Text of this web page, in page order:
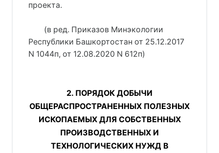
проекта.
(в ред. Приказов Минэкологии
Республики Башкортостан от 25.12.2017
N 1044п, от 12.08.2020 N 612п)
2. ПОРЯДОК ДОБЫЧИ
ОБЩЕРАСПРОСТРАНЕННЫХ ПОЛЕЗНЫХ
ИСКОПАЕМЫХ ДЛЯ СОБСТВЕННЫХ
ПРОИЗВОДСТВЕННЫХ И
ТЕХНОЛОГИЧЕСКИХ НУЖД В